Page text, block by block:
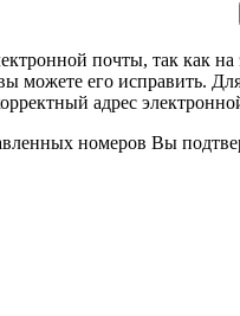
почты, так как
можете его исправить.
адрес
номеров Вы